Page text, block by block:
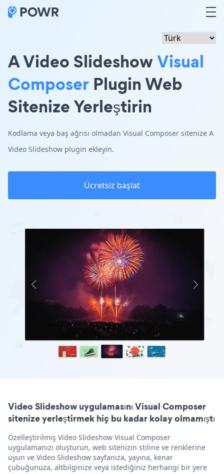
A Video SlideshowVisual
Composer Plugin Web
Sitenize Yerleştirin
Kodlama veya baş ağrısı olmadan Visual Composer sitenize A
Video Slideshow plugin ekleyin.
Ücretsiz başlat
Video Slideshow uygulamasını Visual Composer
sitenize yerleştirmek hiç bu kadar kolay olmamıştı
Özelleştirilmiş Video Slideshow Visual Composer
uygulamanızı oluşturun, web sitenizin stiline ve renklerine
uyun ve Video Slideshow sayfanıza, yayına, kenar
çubuğunuza, altbilginize veya istediğiniz herhangi bir yere